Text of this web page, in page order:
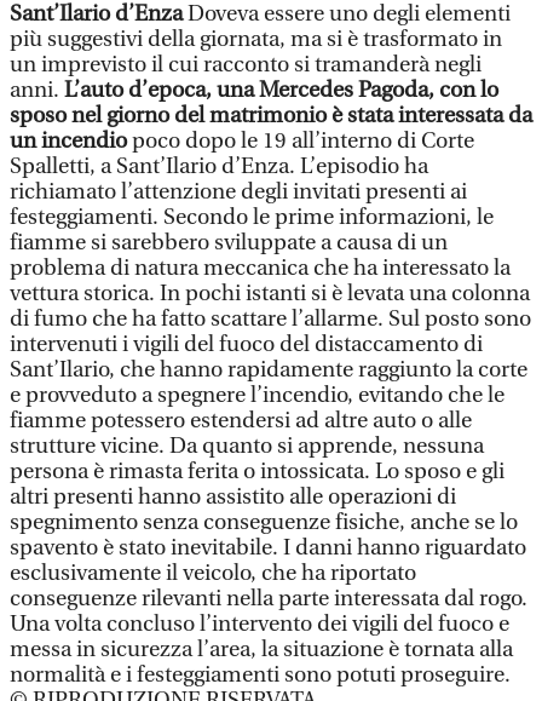
Sant’Ilario d’EnzaDoveva essere uno degli elementi
più suggestivi della giornata, ma si è trasformato in
un imprevisto il cui racconto si tramanderà negli
anni. L’auto d’epoca, una Mercedes Pagoda, con lo
sposo nel giorno del matrimonio è stata interessata da
un incendiopoco dopo le 19 all’interno di Corte
Spalletti, a Sant’Ilario d’Enza. L’episodio ha
richiamato l’attenzione degli invitati presenti ai
festeggiamenti. Secondo le prime informazioni, le
fiamme si sarebbero sviluppate a causa di un
problema di natura meccanica che ha interessato la
vettura storica. In pochi istanti si è levata una colonna
di fumo che ha fatto scattare l’allarme. Sul posto sono
intervenuti i vigili del fuoco del distaccamento di
Sant’Ilario, che hanno rapidamente raggiunto la corte
e provveduto a spegnere l’incendio, evitando che le
fiamme potessero estendersi ad altre auto o alle
strutture vicine. Da quanto si apprende, nessuna
persona è rimasta ferita o intossicata. Lo sposo e gli
altri presenti hanno assistito alle operazioni di
spegnimento senza conseguenze fisiche, anche se lo
spavento è stato inevitabile. I danni hanno riguardato
esclusivamente il veicolo, che ha riportato
conseguenze rilevanti nella parte interessata dal rogo.
Una volta concluso l’intervento dei vigili del fuoco e
messa in sicurezza l’area, la situazione è tornata alla
normalità e i festeggiamenti sono potuti proseguire.